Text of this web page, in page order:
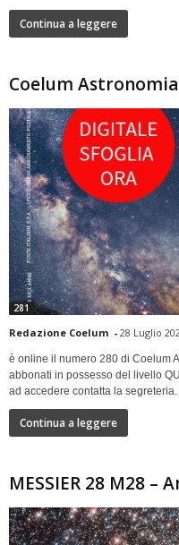
Continua a leggere
Coelum
281
Redazione Coelum - 28 Luglio
è online il numero 280 di Coelum
abbonati in possesso del livello
ad accedere contatta la segreteria.
Continua a leggere
MESSIER 28 M28 –